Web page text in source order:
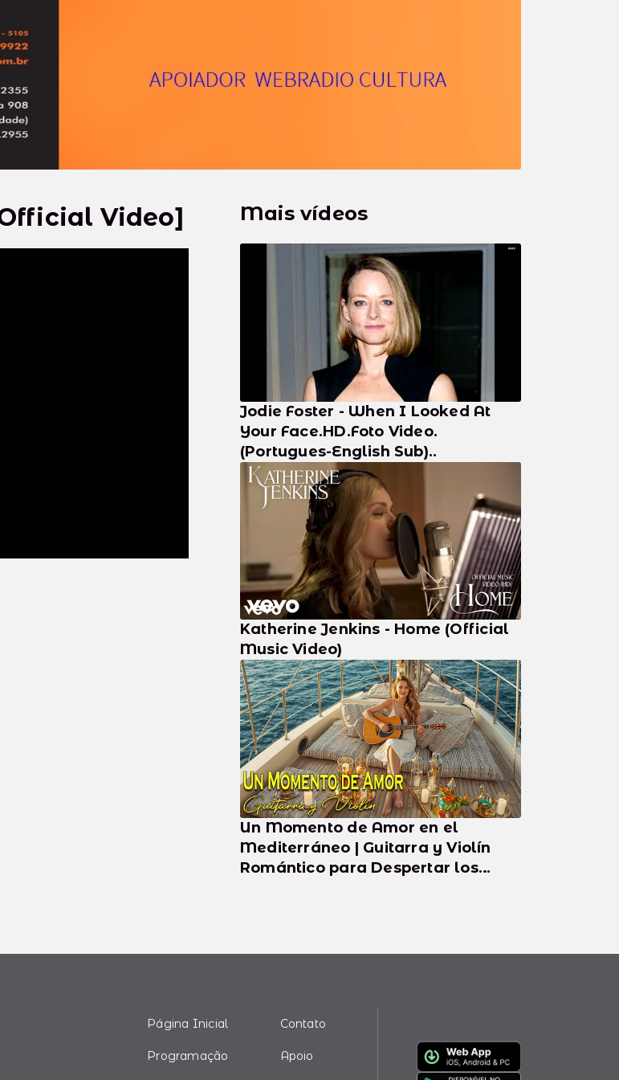
Video] Mais vídeos
Jodie Foster - When I Looked At
Your Face.HD.Foto Video.
(Portugues-English Sub)..
Katherine Jenkins - Home (Official
Music Video)
Un Momento de Amor en el
Mediterráneo | Guitarra y Violín
Romántico para Despertar los
Página Inicial
Programação
Contato
Apoio